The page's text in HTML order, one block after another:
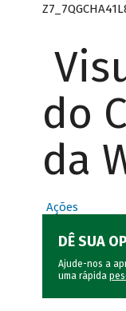
do
da
Ações
DÊ SUA
Ajude-nos a
uma rápida